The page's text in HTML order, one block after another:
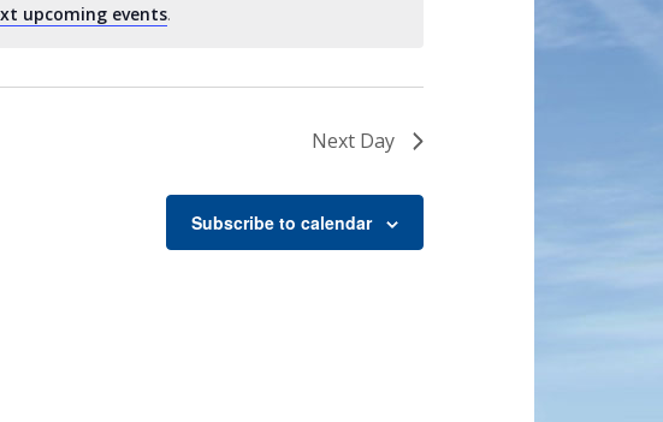
upcoming events.
Next Day
Subscribe to calendar